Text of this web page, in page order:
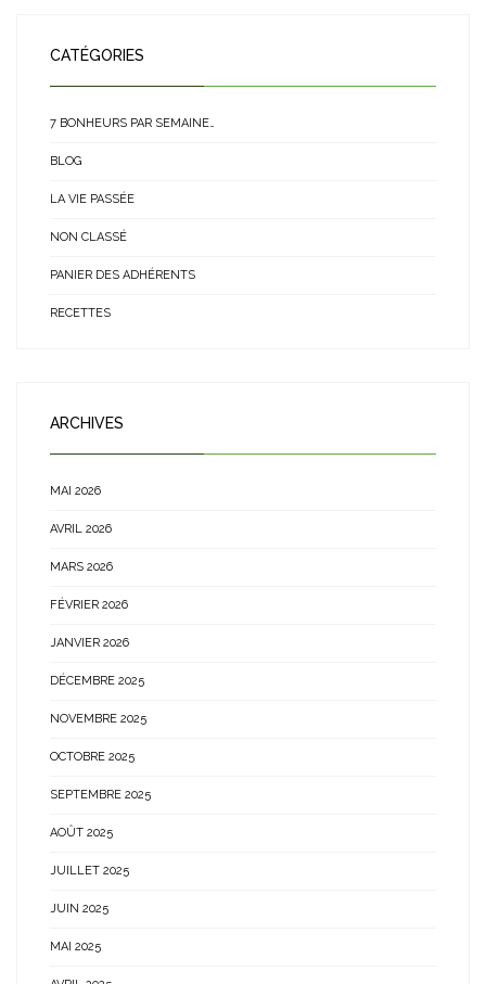
CATÉGORIES
7 BONHEURS PAR SEMAINE…
BLOG
LA VIE PASSÉE
NON CLASSÉ
PANIER DES ADHÉRENTS
RECETTES
ARCHIVES
MAI 2026
AVRIL 2026
MARS 2026
FÉVRIER 2026
JANVIER 2026
DÉCEMBRE 2025
NOVEMBRE 2025
OCTOBRE 2025
SEPTEMBRE 2025
AOÛT 2025
JUILLET 2025
JUIN 2025
MAI 2025